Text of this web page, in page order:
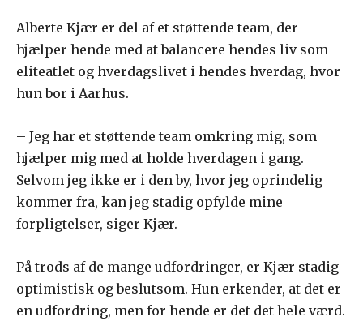
Alberte Kjær er del af et støttende team, der
hjælper hende med at balancere hendes liv som
eliteatlet og hverdagslivet i hendes hverdag, hvor
hun bor i Aarhus.
– Jeg har et støttende team omkring mig, som
hjælper mig med at holde hverdagen i gang.
Selvom jeg ikke er i den by, hvor jeg oprindelig
kommer fra, kan jeg stadig opfylde mine
forpligtelser, siger Kjær.
På trods af de mange udfordringer, er Kjær stadig
optimistisk og beslutsom. Hun erkender, at det er
en udfordring, men for hende er det det hele værd.